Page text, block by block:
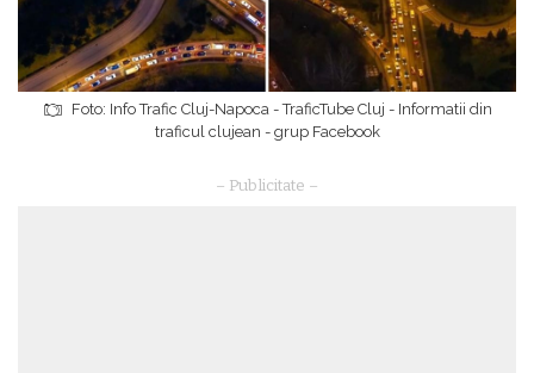
Foto: Info Trafic Cluj-Napoca - TraficTube Cluj - Informatii din
traficul clujean - grup Facebook
– Publicitate –